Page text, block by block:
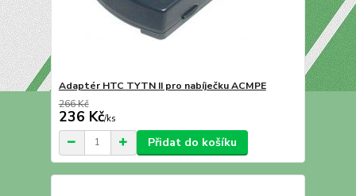
Adaptér HTC TYTN II pro nabíječku ACMPE
266 Kč
236 Kč/ks
Přidat do košíku